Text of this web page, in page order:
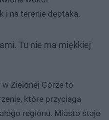
i na terenie deptaka.
Tu nie ma miękkiej
Zielonej Górze to
które przyciąga
regionu. Miasto staje